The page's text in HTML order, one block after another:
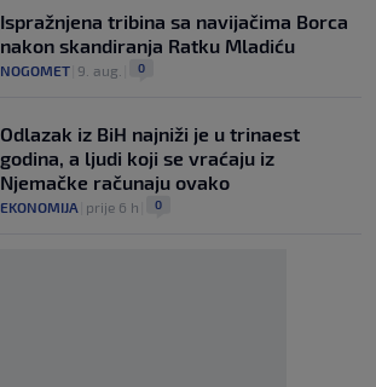
Ispražnjena tribina sa navijačima Borca
nakon skandiranja Ratku Mladiću
NOGOMET 9. aug. 0
Odlazak iz BiH najniži je u trinaest
godina, a ljudi koji se vraćaju iz
Njemačke računaju ovako
EKONOMIJA prije 6 h 0